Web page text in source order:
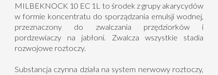
MILBEKNOCK 10 EC 1L to środek z grupy akarycydów
w formie koncentratu do sporządzania emulsji wodnej,
przeznaczony do zwalczania przędziorków i
pordzewiaczy na jabłoni. Zwalcza wszystkie stadia
rozwojowe roztoczy.
Substancja czynna działa na system nerwowy roztoczy,